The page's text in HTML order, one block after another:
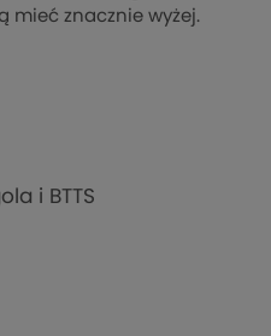
mieć znacznie wyżej.
i BTTS